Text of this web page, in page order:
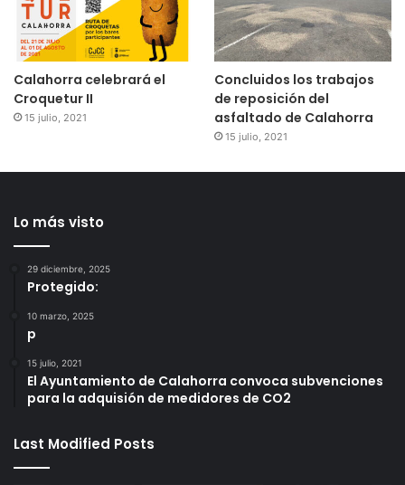
Calahorra celebrará el
Croquetur II
15 julio, 2021
Concluidos los trabajos
de reposición del
asfaltado de Calahorra
15 julio, 2021
Lo más visto
29 diciembre, 2025
Protegido:
10 marzo, 2025
p
15 julio, 2021
El Ayuntamiento de Calahorra convoca subvenciones
para la adquisión de medidores de CO2
Last Modified Posts